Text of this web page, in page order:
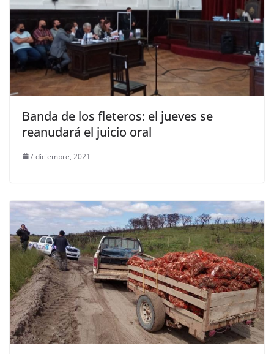
Banda de los fleteros: el jueves se
reanudará el juicio oral
7 diciembre, 2021